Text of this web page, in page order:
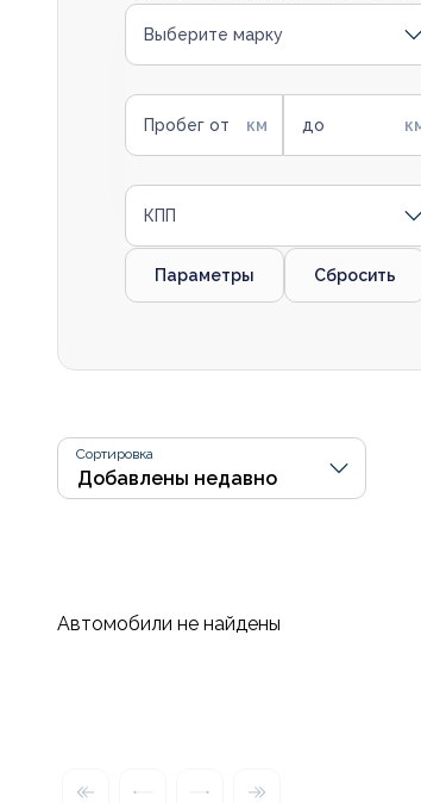
Выберите марку
Пробег от до
КПП
Параметры Сбросить
Сортировка
Автомобили не найдены